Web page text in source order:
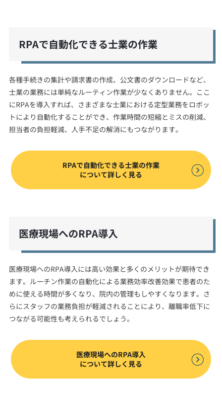
RPAで自動化できる士業の作業
各種手続きの集計や請求書の作成、公文書のダウンロードなど、
士業の業務には単純なルーティン作業が少なくありません。ここ
にRPAを導入すれば、さまざまな士業における定型業務をロボッ
トにより自動化することができ、作業時間の短縮とミスの削減、
担当者の負担軽減、人手不足の解消にもつながります。
RPAで自動化できる士業の作業
について詳しく見る
医療現場へのRPA導入
医療現場へのRPA導入には高い効果と多くのメリットが期待でき
ます。ルーチン作業の自動化による業務効率改善効果で患者のた
めに使える時間が多くなり、院内の管理もしやすくなります。さ
らにスタッフの業務負担が軽減されることにより、離職率低下に
つながる可能性も考えられるでしょう。
医療現場へのRPA導入
について詳しく見る